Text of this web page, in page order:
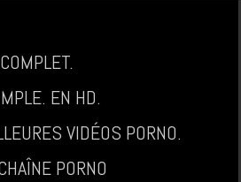
EN HD.
VIDÉOS PORNO.
PORNO